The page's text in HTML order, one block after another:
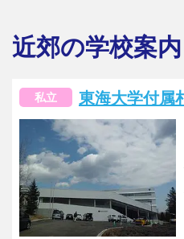
近郊の学校案内
私立 東海大学付属